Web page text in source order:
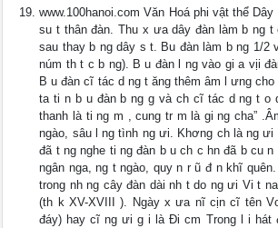
www.100hanoi.com Văn Hoá phi vật thể
su t thân đàn. Thu x ưa dây đàn làm b ng
sau thay b ng dây s t. Bu đàn làm b ng 1/2
núm th t c b ng). B u đàn l ng vào gi a vịi
B u đàn cĩ tác d ng t ăng thêm âm l ưng
ta ti n b u đàn b ng g và ch cĩ tác d ng t o
thanh là ti ng m , cung tr m là gi ng cha”
ngào, sâu l ng tình ng ưi. Khơng ch là ng
đã t ng nghe ti ng đàn b u ch c hn đã b cu
ngân nga, ng t ngào, quy n r ũ đ n khĩ
trong nh ng cây đàn dài nh t do ng ưi Vi t
(th k XV-XVIII ). Ngày x ưa nĩ cịn cĩ tên
đáy) hay cĩ ng ưi g i là Đi cm Trong l i hát